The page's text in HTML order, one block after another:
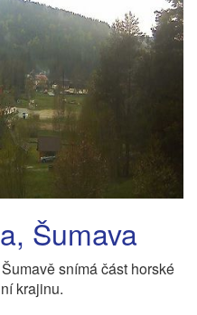
Šumava
snímá část horské
krajinu.